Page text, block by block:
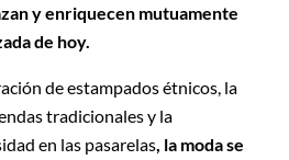
y enriquecen mutuamente
de hoy.
de estampados étnicos, la
tradicionales y la
en las pasarelas, la moda se